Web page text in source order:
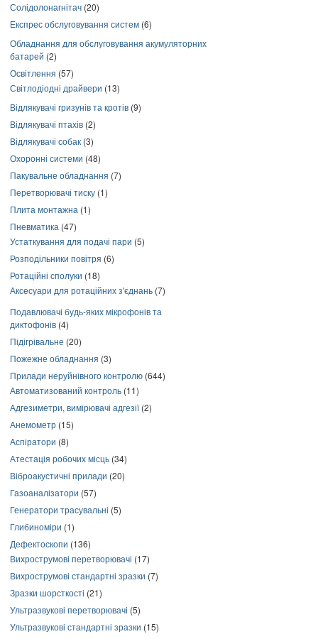
Солідолонагнітач (20)
Експрес обслуговування систем (6)
Обладнання для обслуговування акумуляторних
батарей (2)
Освітлення (57)
Світлодіодні драйвери (13)
Відлякувачі гризунів та кротів (9)
Відлякувачі птахів (2)
Відлякувачі собак (3)
Охоронні системи (48)
Пакувальне обладнання (7)
Перетворювачі тиску (1)
Плита монтажна (1)
Пневматика (47)
Устаткування для подачі пари (5)
Розподільники повітря (6)
Ротаційні сполуки (18)
Аксесуари для ротаційних з'єднань (7)
Подавлювачі будь-яких мікрофонів та
диктофонів (4)
Підігрівальне (20)
Пожежне обладнання (3)
Прилади неруйнівного контролю (644)
Автоматизований контроль (11)
Адгезиметри, вимірювачі адгезії(2)
Анемометр (15)
Аспіратори (8)
Атестація робочих місць (34)
Віброакустичні прилади (20)
Газоаналізатори (57)
Генератори трасувальні (5)
Глибиноміри (1)
Дефектоскопи (136)
Вихрострумові перетворювачі (17)
Вихрострумові стандартні зразки (7)
Зразки шорсткості (21)
Ультразвукові перетворювачі (5)
Ультразвукові стандартні зразки (15)